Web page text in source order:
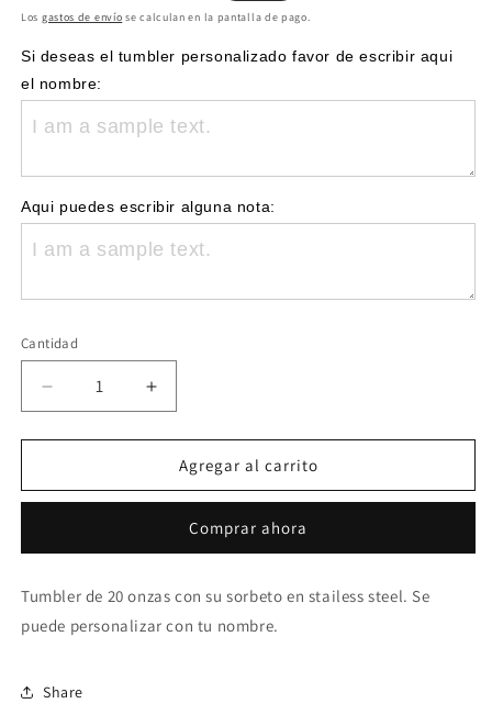
habitual
de
Los gastos de envío se calculan en la pantalla de pago.
Si deseas el tumbler personalizado favor de escribir aqui
el nombre:
Aqui puedes escribir alguna nota:
Cantidad
Reducir
cantidad
para
Coqui
Tumbler
Aumentar
cantidad
para
DtMF
Coqui
Tumbler
Agregar al carrito
Comprar ahora
Tumbler de 20 onzas con su sorbeto en stailess steel. Se
puede personalizar con tu nombre.
Share